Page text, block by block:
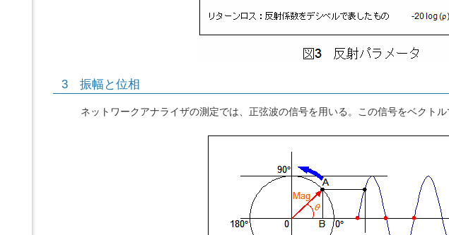
3 振幅と位相
ネットワークアナライザの測定では、正弦波の信号を用いる。この信号をベクトル